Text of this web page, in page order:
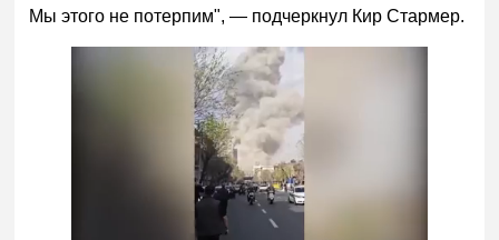
Мы этого не потерпим", — подчеркнул Кир Стармер.